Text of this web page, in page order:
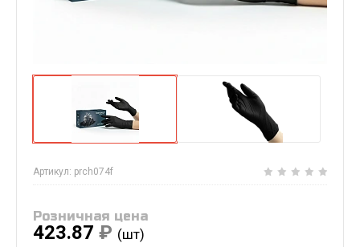
Артикул: prch074f
Розничная цена
423.87 ₽ (шт)